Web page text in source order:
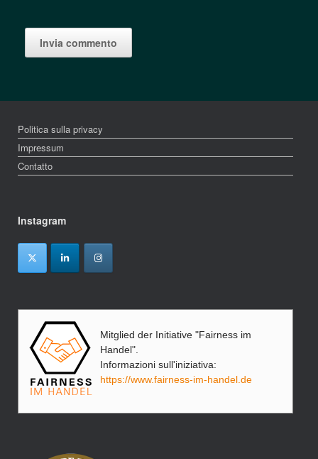
Politica sulla privacy
Impressum
Contatto
Instagram
Mitglied der Initiative "Fairness im
Handel".
Informazioni sull'iniziativa:
https://www.fairness-im-handel.de